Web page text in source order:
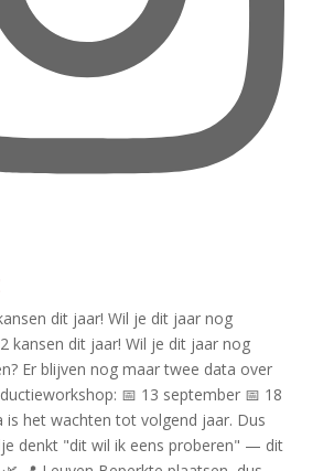
dit jaar! Wil je dit jaar nog